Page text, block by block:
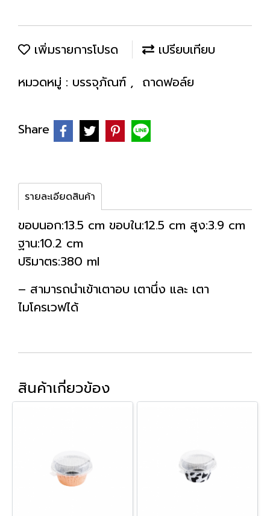
เพิ่มรายการโปรด
เปรียบเทียบ
หมวดหมู่ : บรรจุภัณฑ์ , ถาดฟอล์ย
Share
รายละเอียดสินค้า
ขอบนอก:13.5 cm ขอบใน:12.5 cm สูง:3.9 cm
ฐาน:10.2 cm
ปริมาตร:380 ml
– สามารถนำเข้าเตาอบ เตานึ่ง และ เตา
ไมโครเวฟได้
สินค้าเกี่ยวข้อง